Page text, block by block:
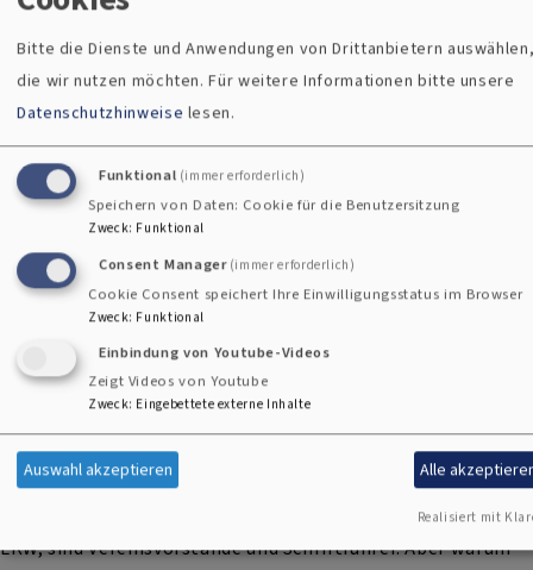
findet dann an drei verschiedenen Orten im Dekanat statt.
Mehr dazu bei den Berichten!
Bericht vom Dekanatsfrauentag 2026 in
Sulzbach-Rosenberg
Bericht vom Dekanatsfrauentag 2026 in
Cham
Männerarbeit im Dekanat
Sie spielen Fußball und betreuen Jugendmannschaften,
fahren ehrenamtlich im Rettungswagen oder Feuerwehr-
LKW, sind Vereinsvorstände und Schriftführer. Aber warum
Bitte die Dienste und Anwendungen von Drittanbietern
die wir nutzen möchten.Für weitere Informationen bitte unsere
Datenschutzhinweise lesen.
Funktional (immer erforderlich)
Speichern von Daten: Cookie für die Benutzersitzung
Zweck: Funktional
Consent Manager (immer erforderlich)
Cookie Consent speichert Ihre Einwilligungsstatus im Browser
Zweck: Funktional
Einbindung von Youtube-Videos
Zeigt Videos von Youtube
Zweck: Eingebettete externe Inhalte
Auswahl akzeptieren Alle
Realisiert mit